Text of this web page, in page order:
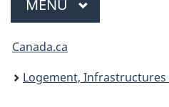
MENU PRINCIPAL
Vous
êtes
Canada.ca
Logement, Infrastructures